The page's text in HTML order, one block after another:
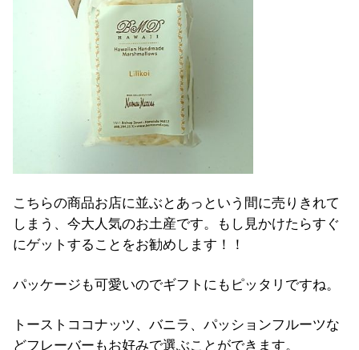
こちらの商品お店に並ぶとあっという間に売りきれて
しまう、今大人気のお土産です。もし見かけたらすぐ
にゲットすることをお勧めします！！
パッケージも可愛いのでギフトにもピッタリですね。
トーストココナッツ、バニラ、パッションフルーツな
どフレーバーもお好みで選ぶことができます。